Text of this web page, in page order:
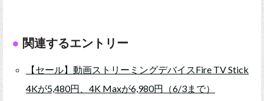
関連するエントリー
【セール】動画ストリーミングデバイスFire TV Stick
4Kが5,480円、4K Maxが6,980円（6/3まで）